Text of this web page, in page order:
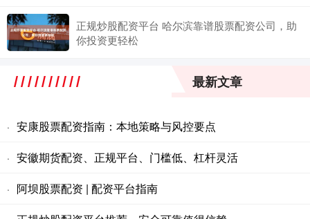
正规炒股配资平台 哈尔滨靠谱股票配资公司，助
你投资更轻松
最新文章
· 安康股票配资指南：本地策略与风控要点
· 安徽期货配资、正规平台、门槛低、杠杆灵活
· 阿坝股票配资 | 配资平台指南